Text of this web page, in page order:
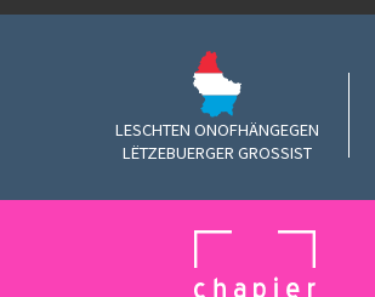
LESCHTEN ONOFHÄNGEGEN
LËTZEBUERGER GROSSIST